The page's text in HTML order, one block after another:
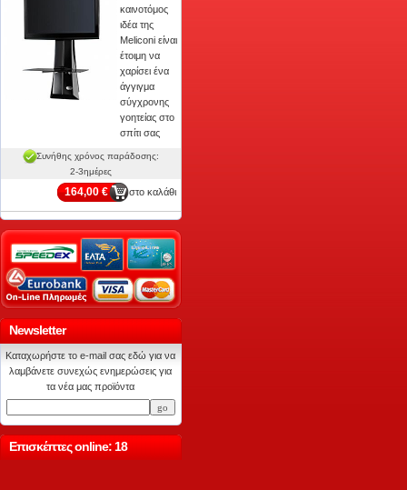
καινοτόμος
ιδέα της
Meliconi είναι
έτοιμη να
χαρίσει ένα
άγγιγμα
σύγχρονης
γοητείας στο
σπίτι σας
Συνήθης χρόνος παράδοσης:
2-3ημέρες
164,00 € στο καλάθι
Newsletter
Καταχωρήστε το e-mail σας εδώ για να
λαμβάνετε συνεχώς ενημερώσεις για
τα νέα μας προϊόντα
Επισκέπτες online: 18